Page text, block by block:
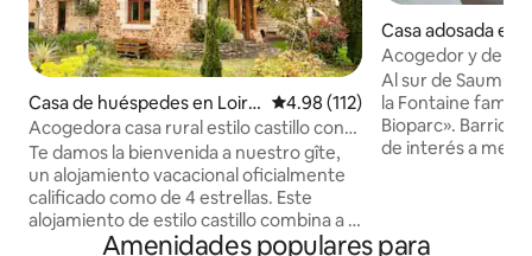
Casa de huéspedes en Loire
-Authion
Calificación promedio: 4.98 de
4.98 (112)
Acogedora casa rural estilo castillo con
vistas al estanque
Te damos la bienvenida a nuestro gîte,
un alojamiento vacacional oficialmente
calificado como de 4 estrellas. Este
alojamiento de estilo castillo combina a la
perfección el carácter histórico con las
Casa adosada en
ontaine
Acogedor y de
casa, terraza,
Al sur de Saumur, en
la Fontaine
Bioparc». Barrio de las
de interés a
aparcamiento privado. En
Amenidades populares para